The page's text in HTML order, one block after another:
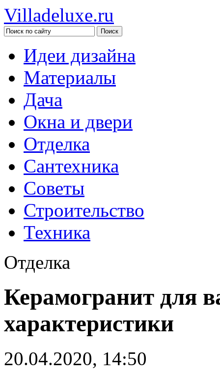
Villadeluxe.ru
Идеи дизайна
Материалы
Дача
Окна и двери
Отделка
Сантехника
Советы
Строительство
Техника
Отделка
Керамогранит для
характеристики
20.04.2020, 14:50